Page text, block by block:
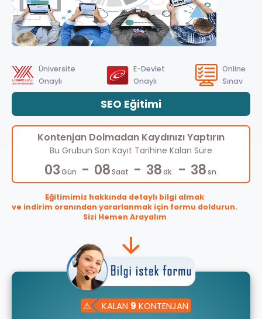
Üniversite
Onaylı
E-Devlet
Onaylı
Online
Sınav
SEO Eğitimi
Kontenjan Dolmadan Kaydınızı Yaptırın
Bu Grubun Son Kayıt Tarihine Kalan Süre
03Gün - 08Saat - 38dk. - 37sn.
Eğitimimiz hakkında detaylı bilgi almak
ve indirim oranından yararlanmak için formu doldurun.
Sizi Hemen Arayalım
⚠ KALAN 9 KONTENJAN